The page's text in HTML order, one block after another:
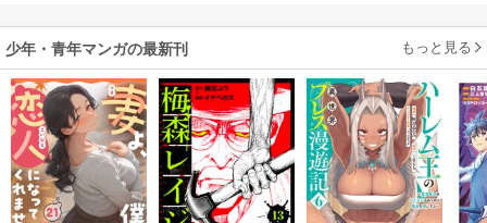
ミック） 1巻
（コミック） ： 1
少年・青年マンガの最新刊 もっと見る